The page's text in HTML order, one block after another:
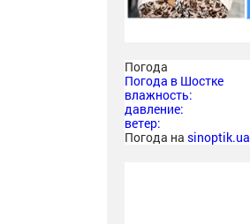
Погода
Погода в Шостке
влажность:
давление:
ветер:
Погода на sinoptik.ua